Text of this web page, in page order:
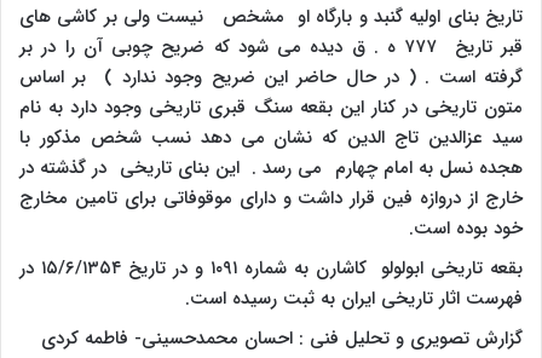
تاریخ بنای اولیه گنبد و بارگاه او مشخص نیست ولی بر کاشی های
قبر تاریخ ۷۷۷ ه . ق دیده می شود که ضریح چوبی آن را در بر
گرفته است . ( در حال حاضر این ضریح وجود ندارد ) بر اساس
متون تاریخی در کنار این بقعه سنگ قبری تاریخی وجود دارد به نام
سید عزالدین تاج الدین که نشان می دهد نسب شخص مذکور با
هجده نسل به امام چهارم می رسد . این بنای تاریخی در گذشته در
خارج از دروازه فین قرار داشت و دارای موقوفاتی برای تامین مخارج
خود بوده است.
بقعه تاریخی ابولولو کاشارن به شماره ۱۰۹۱ و در تاریخ ۱۵/۶/۱۳۵۴ در
فهرست اثار تاریخی ایران به ثبت رسیده است.
گزارش تصویری و تحلیل فنی : احسان محمدحسینی- فاطمه کردی